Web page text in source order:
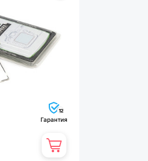
12
Гарантия